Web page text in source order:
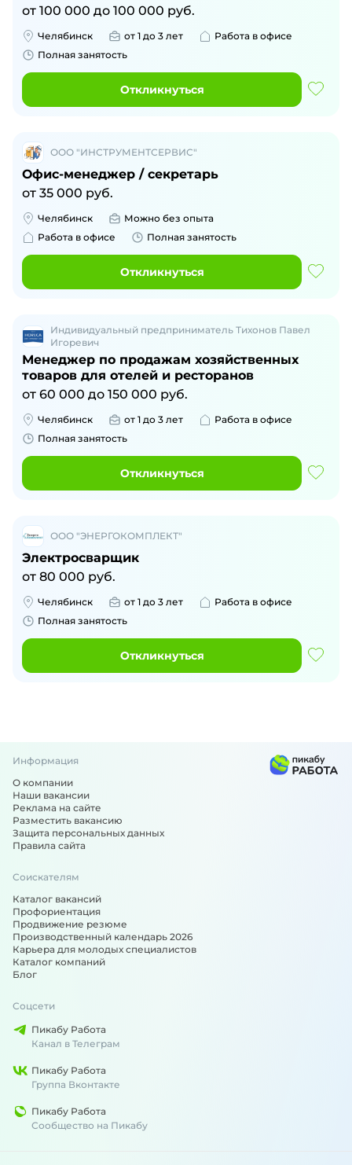
от 100 000 до 100 000 руб.
Челябинск от 1 до 3 лет
Работа в офисе
Полная занятость
Откликнуться
ООО "ИНСТРУМЕНТСЕРВИС"
Офис-менеджер / секретарь
от 35 000 руб.
Челябинск
Можно без опыта
Работа в офисе
Полная занятость
Откликнуться
Индивидуальный предприниматель Тихонов Павел
Игоревич
Менеджер по продажам хозяйственных
товаров для отелей и ресторанов
от 60 000 до 150 000 руб.
Челябинск от 1 до 3 лет
Работа в офисе
Полная занятость
Откликнуться
ООО "ЭНЕРГОКОМПЛЕКТ"
Электросварщик
от 80 000 руб.
Челябинск от 1 до 3 лет
Работа в офисе
Полная занятость
Откликнуться
Информация
О компании
Наши вакансии
Реклама на сайте
Разместить вакансию
Защита персональных данных
Правила сайта
Соискателям
Каталог вакансий
Профориентация
Продвижение резюме
Производственный календарь 2026
Карьера для молодых специалистов
Каталог компаний
Блог
Соцсети
Пикабу Работа
Канал в Телеграм
Пикабу Работа
Группа Вконтакте
Пикабу Работа
Сообщество на Пикабу